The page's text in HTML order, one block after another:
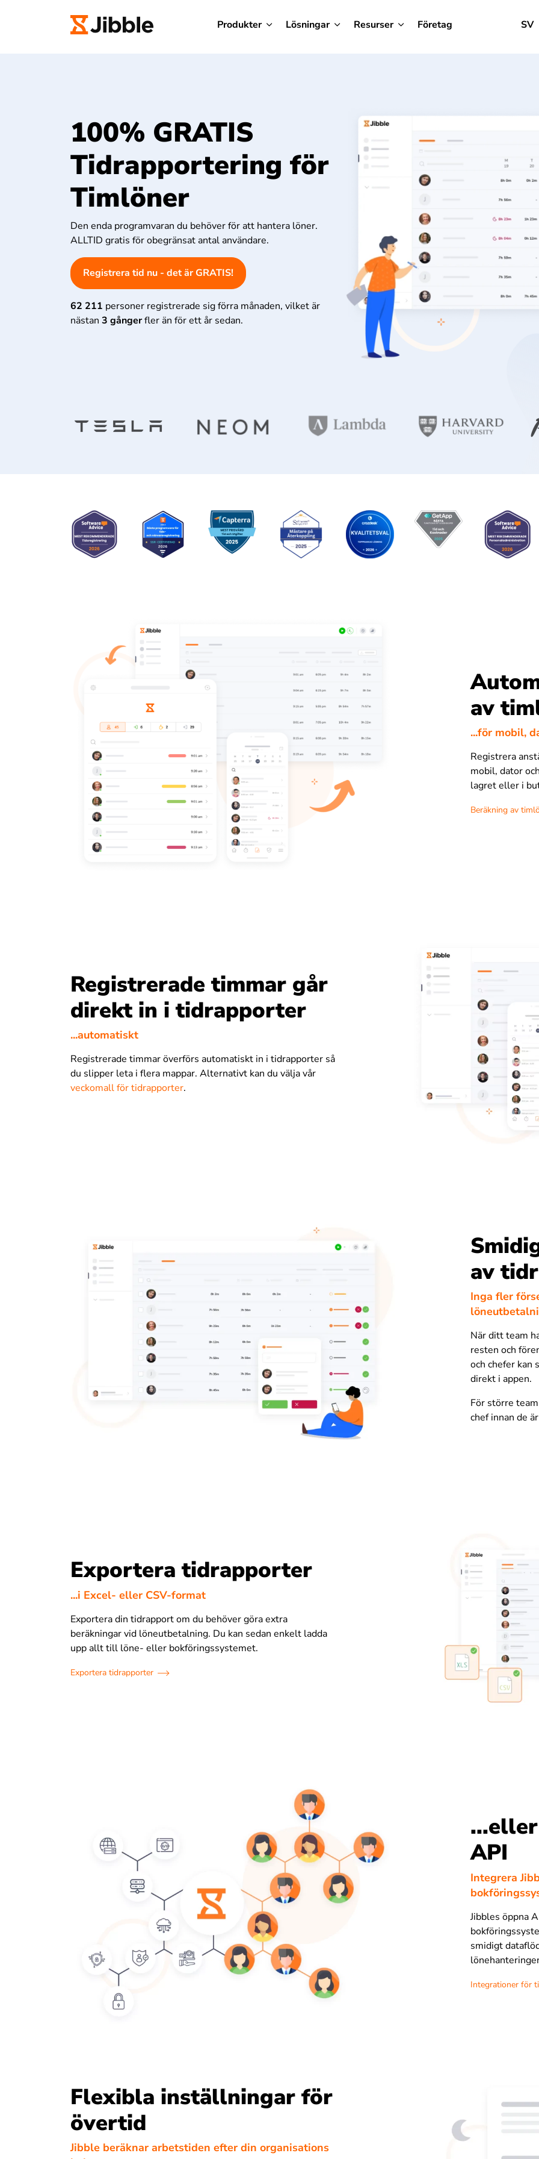
Produkter Lösningar Resurser Företag SV
100% GRATIS
Tidrapportering för
Timlöner
Den enda programvaran du behöver för att hantera löner.
ALLTID gratis för obegränsat antal användare.
Registrera tid nu - det är GRATIS!
62 211 personer registrerade sig förra månaden, vilket är
nästan 3 gångerfler än för ett år sedan.
av
...för mobil,
Registrera
mobil, dator
lagret eller i
Beräkning av
Registrerade timmar går
direkt in i tidrapporter
...automatiskt
Registrerade timmar överförs automatiskt in i tidrapporter så
du slipper leta i flera mappar. Alternativt kan du välja vår
veckomall för tidrapporter.
av
Inga fler
När ditt team
resten och
och chefer kan
direkt i appen.
För större
chef innan de
Exportera tidrapporter
...i Excel- eller CSV-format
Exportera din tidrapport om du behöver göra extra
beräkningar vid löneutbetalning. Du kan sedan enkelt ladda
upp allt till löne- eller bokföringssystemet.
Exportera tidrapporter
API
Integrera
Jibbles öppna
smidigt
Integrationer för
Flexibla inställningar för
övertid
Jibble beräknar arbetstiden efter din organisations